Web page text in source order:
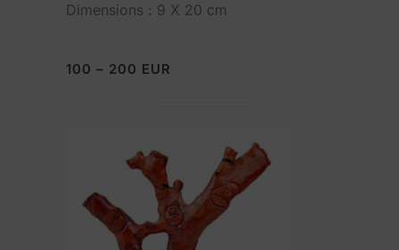
Dimensions : 9 X 20 cm
100 – 200 EUR